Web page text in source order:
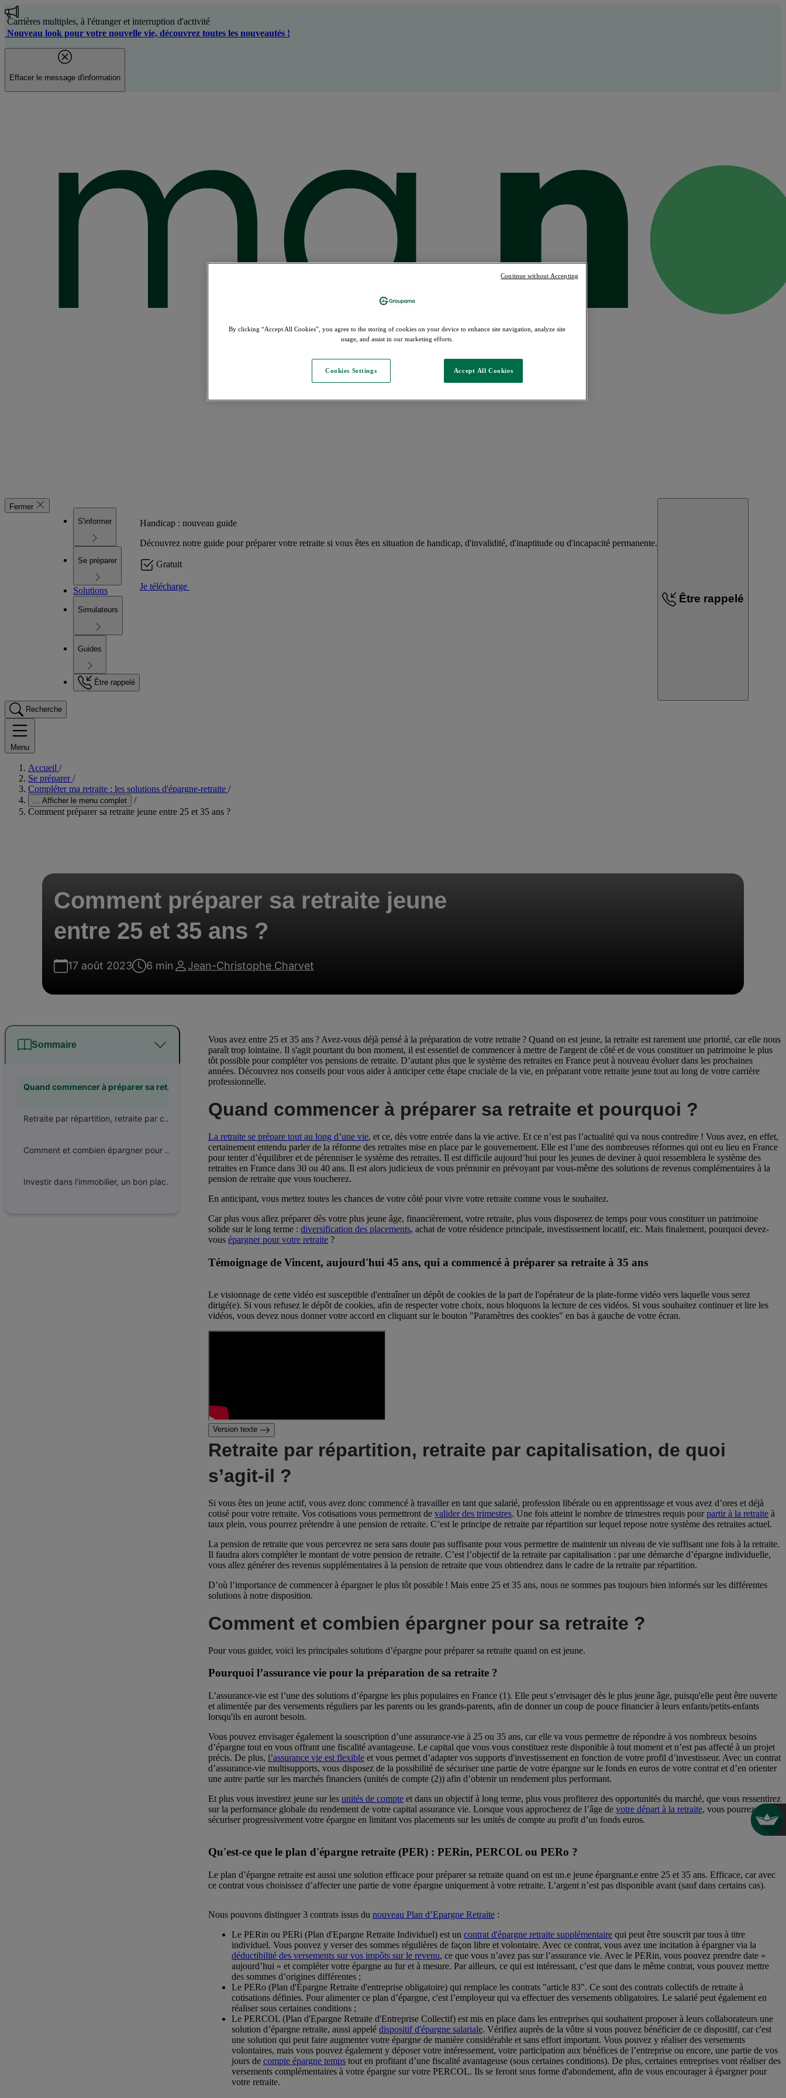
Aller
au
contenu
Nouveau look pour votre nouvelle vie, découvrez toutes les nouveautés !
Effacer le message d'information
Fermer
S'informer
Se préparer
Solutions
Simulateurs
Guides
Être rappelé
Handicap : nouveau guide
Découvrez notre guide pour préparer votre retraite si vous êtes en situation de handicap, d'invalidité, d'inaptitude ou d'incapacité permanente.
Gratuit
Je télécharge
Être rappelé
Recherche
Menu
Accueil /
Se préparer/
Compléter ma retraite : les solutions d'épargne-retraite /
... Afficher le menu complet
/
Comment préparer sa retraite jeune entre 25 et 35 ans ?
Comment préparer sa retraite jeune
entre 25 et 35 ans ?
17 août 2023 6 min Jean-Christophe Charvet
Sommaire
Quand commencer à préparer sa retraite et pourquoi ?
Retraite par répartition, retraite par capitalisation, de quoi s’agit-il ?
Comment et combien épargner pour sa retraite ?
Investir dans l’immobilier, un bon placement pour prendre sa retraite sereinement ?
Vous avez entre 25 et 35 ans ? Avez-vous déjà pensé à la préparation de votre retraite ? Quand on est jeune, la retraite est rarement une priorité, car elle nous
paraît trop lointaine. Il s'agit pourtant du bon moment, il est essentiel de commencer à mettre de l'argent de côté et de vous constituer un patrimoine le plus
tôt possible pour compléter vos pensions de retraite. D’autant plus que le système des retraites en France peut à nouveau évoluer dans les prochaines
années. Découvrez nos conseils pour vous aider à anticiper cette étape cruciale de la vie, en préparant votre retraite jeune tout au long de votre carrière
professionnelle.
Quand commencer à préparer sa retraite et pourquoi ?
La retraite se prépare tout au long d’une vie, et ce, dès votre entrée dans la vie active. Et ce n’est pas l’actualité qui va nous contredire ! Vous avez, en effet,
certainement entendu parler de la réforme des retraites mise en place par le gouvernement. Elle est l’une des nombreuses réformes qui ont eu lieu en France
pour tenter d’équilibrer et de pérenniser le système des retraites. Il est difficile aujourd’hui pour les jeunes de deviner à quoi ressemblera le système des
retraites en France dans 30 ou 40 ans. Il est alors judicieux de vous prémunir en prévoyant par vous-même des solutions de revenus complémentaires à la
pension de retraite que vous toucherez.
En anticipant, vous mettez toutes les chances de votre côté pour vivre votre retraite comme vous le souhaitez.
Car plus vous allez préparer dès votre plus jeune âge, financièrement, votre retraite, plus vous disposerez de temps pour vous constituer un patrimoine
solide sur le long terme : diversification des placements, achat de votre résidence principale, investissement locatif, etc. Mais finalement, pourquoi devez-
vous épargner pour votre retraite ?
Témoignage de Vincent, aujourd'hui 45 ans, qui a commencé à préparer sa retraite à 35 ans
Le visionnage de cette vidéo est susceptible d'entraîner un dépôt de cookies de la part de l'opérateur de la plate-forme vidéo vers laquelle vous serez
dirigé(e). Si vous refusez le dépôt de cookies, afin de respecter votre choix, nous bloquons la lecture de ces vidéos. Si vous souhaitez continuer et lire les
vidéos, vous devez nous donner votre accord en cliquant sur le bouton "Paramètres des cookies" en bas à gauche de votre écran.
Version texte
Retraite par répartition, retraite par capitalisation, de quoi
s’agit-il ?
Si vous êtes un jeune actif, vous avez donc commencé à travailler en tant que salarié, profession libérale ou en apprentissage et vous avez d’ores et déjà
cotisé pour votre retraite. Vos cotisations vous permettront de valider des trimestres. Une fois atteint le nombre de trimestres requis pourpartir à la retraite à
taux plein, vous pourrez prétendre à une pension de retraite. C’est le principe de retraite par répartition sur lequel repose notre système des retraites actuel.
La pension de retraite que vous percevrez ne sera sans doute pas suffisante pour vous permettre de maintenir un niveau de vie suffisant une fois à la retraite.
Il faudra alors compléter le montant de votre pension de retraite. C’est l’objectif de la retraite par capitalisation : par une démarche d’épargne individuelle,
vous allez générer des revenus supplémentaires à la pension de retraite que vous obtiendrez dans le cadre de la retraite par répartition.
D’où l’importance de commencer à épargner le plus tôt possible ! Mais entre 25 et 35 ans, nous ne sommes pas toujours bien informés sur les différentes
solutions à notre disposition.
Comment et combien épargner pour sa retraite ?
Pour vous guider, voici les principales solutions d’épargne pour préparer sa retraite quand on est jeune.
Pourquoi l’assurance vie pour la préparation de sa retraite ?
L’assurance-vie est l’une des solutions d’épargne les plus populaires en France (1). Elle peut s’envisager dès le plus jeune âge, puisqu'elle peut être ouverte
et alimentée par des versements réguliers par les parents ou les grands-parents, afin de donner un coup de pouce financier à leurs enfants/petits-enfants
lorsqu'ils en auront besoin.
Vous pouvez envisager également la souscription d’une assurance-vie à 25 ou 35 ans, car elle va vous permettre de répondre à vos nombreux besoins
d’épargne tout en vous offrant une fiscalité avantageuse. Le capital que vous vous constituez reste disponible à tout moment et n’est pas affecté à un projet
précis. De plus, l’assurance vie est flexible et vous permet d’adapter vos supports d'investissement en fonction de votre profil d’investisseur. Avec un contrat
d’assurance-vie multisupports, vous disposez de la possibilité de sécuriser une partie de votre épargne sur le fonds en euros de votre contrat et d’en orienter
une autre partie sur les marchés financiers (unités de compte (2)) afin d’obtenir un rendement plus performant.
Et plus vous investirez jeune sur les unités de compte et dans un objectif à long terme, plus vous profiterez des opportunités du marché, que vous ressentirez
sur la performance globale du rendement de votre capital assurance vie. Lorsque vous approcherez de l’âge de votre départ à la retraite, vous pourrez
sécuriser progressivement votre épargne en limitant vos placements sur les unités de compte au profit d’un fonds euros.
Qu'est-ce que le plan d'épargne retraite (PER) : PERin, PERCOL ou PERo ?
Le plan d’épargne retraite est aussi une solution efficace pour préparer sa retraite quand on est un.e jeune épargnant.e entre 25 et 35 ans. Efficace, car avec
ce contrat vous choisissez d’affecter une partie de votre épargne uniquement à votre retraite. L’argent n’est pas disponible avant (sauf dans certains cas).
Nous pouvons distinguer 3 contrats issus du nouveau Plan d’Epargne Retraite :
Le PERin ou PERi (Plan d'Epargne Retraite Individuel) est un contrat d'épargne retraite supplémentaire qui peut être souscrit par tous à titre
individuel. Vous pouvez y verser des sommes régulières de façon libre et volontaire. Avec ce contrat, vous avez une incitation à épargner via la
déductibilité des versements sur vos impôts sur le revenu, ce que vous n’avez pas sur l’assurance vie. Avec le PERin, vous pouvez prendre date «
aujourd’hui » et compléter votre épargne au fur et à mesure. Par ailleurs, ce qui est intéressant, c’est que dans le même contrat, vous pouvez mettre
des sommes d’origines différentes ;
Le PERo (Plan d'Épargne Retraite d'entreprise obligatoire) qui remplace les contrats "article 83". Ce sont des contrats collectifs de retraite à
cotisations définies. Pour alimenter ce plan d’épargne, c'est l’employeur qui va effectuer des versements obligatoires. Le salarié peut également en
réaliser sous certaines conditions ;
Le PERCOL (Plan d'Epargne Retraite d'Entreprise Collectif) est mis en place dans les entreprises qui souhaitent proposer à leurs collaborateurs une
solution d’épargne retraite, aussi appelé dispositif d'épargne salariale. Vérifiez auprès de la vôtre si vous pouvez bénéficier de ce dispositif, car c'est
une solution qui peut faire augmenter votre épargne de manière considérable et sans effort important. Vous pouvez y réaliser des versements
volontaires, mais vous pouvez également y déposer votre intéressement, votre participation aux bénéfices de l’entreprise ou encore, une partie de vos
jours de compte épargne temps tout en profitant d’une fiscalité avantageuse (sous certaines conditions). De plus, certaines entreprises vont réaliser des
versements complémentaires à votre épargne sur votre PERCOL. Ils se feront sous forme d'abondement, afin de vous encourager à épargner pour
votre retraite.
Carrières multiples, à l'étranger et interruption d'activité
By clicking “Accept All Cookies”, you agree to the storing of cookies on your device to enhance site navigation, analyze site
usage, and assist in our marketing efforts.
Cookies Settings Accept All Cookies
Continue without Accepting